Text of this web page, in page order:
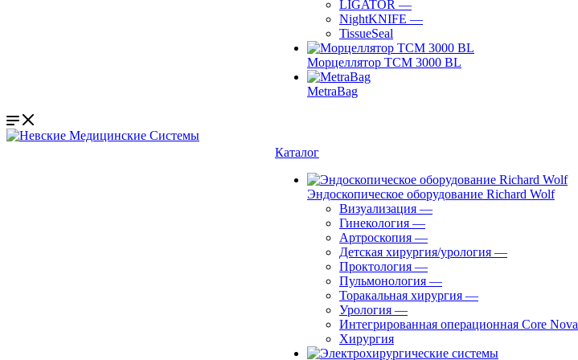
LIGATOR —
NightKNIFE —
TissueSeal
Морцеллятор ТСМ 3000 BL
MetraBag
Каталог
Эндоскопическое оборудование Richard Wolf
Визуализация —
Гинекология —
Артроскопия —
Детская хирургия/урология —
Проктология —
Пульмонология —
Торакальная хирургия —
Урология —
Интегрированная операционная Core Nova
Хирургия